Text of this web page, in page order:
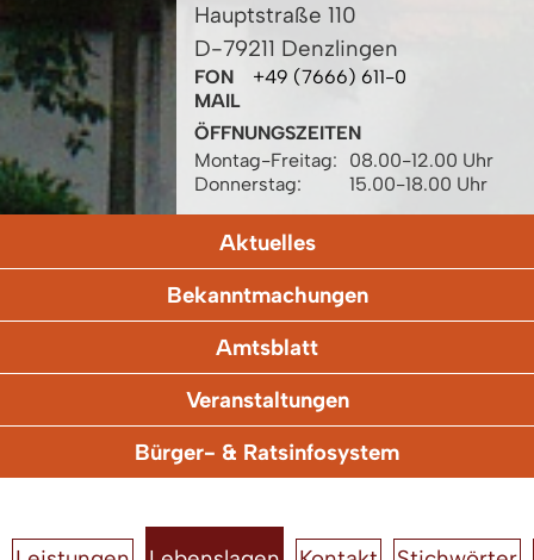
Hauptstraße 110
D-79211 Denzlingen
FON
+49 (7666) 611-0
MAIL
ÖFFNUNGSZEITEN
Montag-Freitag:
08.00-12.00 Uhr
Donnerstag:
15.00-18.00 Uhr
Aktuelles
Bekanntmachungen
Amtsblatt
Veranstaltungen
Bürger- & Ratsinfosystem